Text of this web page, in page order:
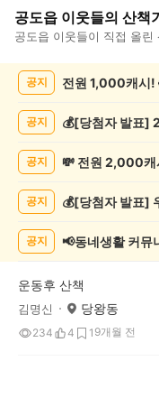
공도읍 이웃들의 산책
공도읍 이웃들이 직접 올린
게
공지 전원 1,000캐시!
공지
공지
공지
공지 📢동네생활 커
운동후 산책
김명신 당왕동
234 4 1 9개월 전